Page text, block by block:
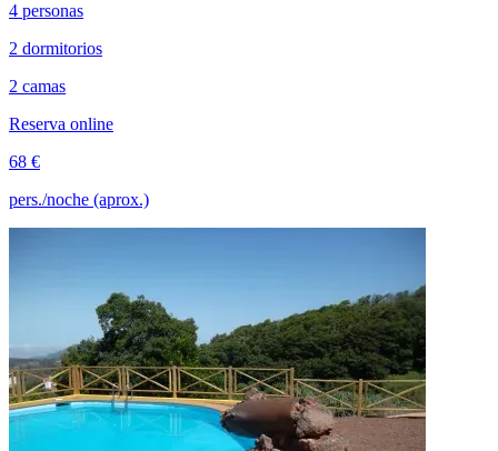
4 personas
2 dormitorios
2 camas
Reserva online
68 €
pers./noche (aprox.)